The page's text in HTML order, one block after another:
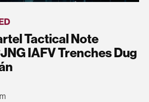
Tactical Note
IAFV Trenches Dug